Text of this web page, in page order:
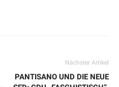
Nächster Artikel
PANTISANO UND DIE NEUE